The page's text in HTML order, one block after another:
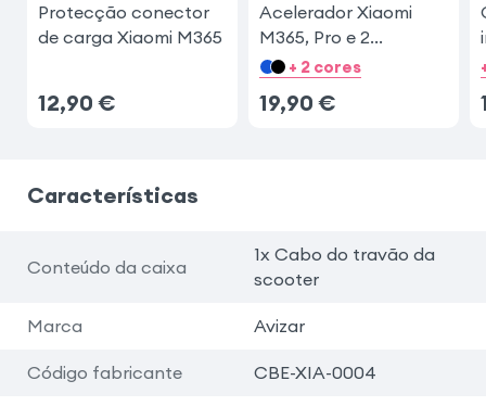
Protecção conector
de carga Xiaomi M365
12,90 €
Acelerador Xiaomi
M365, Pro e 2
Vermelho
+ 2 cores
19,90 €
Características
Conteúdo da caixa
1x Cabo do travão da
scooter
Marca Avizar
Código fabricante CBE-XIA-0004